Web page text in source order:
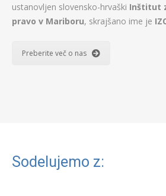
ustanovljen slovensko-hrvaški Inštitut
pravo v Mariboru, skrajšano ime je
Preberite več o nas
Sodelujemo z: